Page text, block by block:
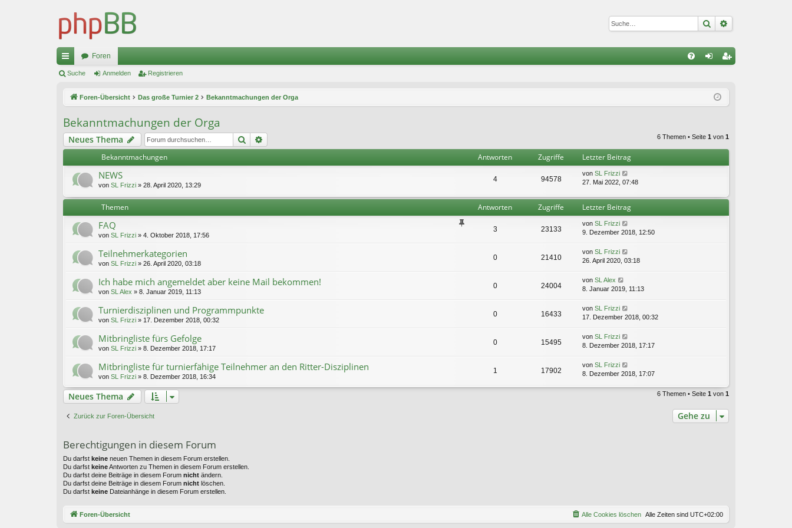
Suche
ch
ug
riff
Foren
ist
Suche Anmelden Registrieren
Foren-Übersicht Das große Turnier 2 Bekanntmachungen der Orga
Bekanntmachungen der Orga
Neues Thema Suche 6 Themen • Seite 1 von 1
Bekanntmachungen Antworten Zugriffe Letzter Beitrag
NEWS
von SL Frizzi » 28. April 2020, 13:29
4 94578
von SL Frizzi
27. Mai 2022, 07:48
Themen Antworten Zugriffe Letzter Beitrag
FAQ
von SL Frizzi » 4. Oktober 2018, 17:56
3 23133
von SL Frizzi
9. Dezember 2018, 12:50
Teilnehmerkategorien
von SL Frizzi » 26. April 2020, 03:18
0 21410
von SL Frizzi
26. April 2020, 03:18
Ich habe mich angemeldet aber keine Mail bekommen!
von SL Alex » 8. Januar 2019, 11:13
0 24004
von SL Alex
8. Januar 2019, 11:13
Turnierdisziplinen und Programmpunkte
von SL Frizzi » 17. Dezember 2018, 00:32
0 16433
von SL Frizzi
17. Dezember 2018, 00:32
Mitbringliste fürs Gefolge
von SL Frizzi » 8. Dezember 2018, 17:17
0 15495
von SL Frizzi
8. Dezember 2018, 17:17
Mitbringliste für turnierfähige Teilnehmer an den Ritter-Disziplinen
von SL Frizzi » 8. Dezember 2018, 16:34
1 17902
von SL Frizzi
8. Dezember 2018, 17:07
Neues Thema 6 Themen • Seite 1 von 1
Zurück zur Foren-Übersicht Gehe zu
Berechtigungen in diesem Forum
Du darfst keine neuen Themen in diesem Forum erstellen.
Du darfst keineAntworten zu Themen in diesem Forum erstellen.
Du darfst deine Beiträge in diesem Forum nicht ändern.
Du darfst deine Beiträge in diesem Forum nicht löschen.
Du darfst keine Dateianhänge in diesem Forum erstellen.
Foren-Übersicht Alle Zeiten sind UTC+02:00
Alle Cookies löschen